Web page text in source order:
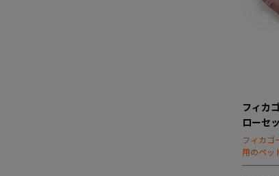
フィカ
ローセ
フィカゴ
用のペッ